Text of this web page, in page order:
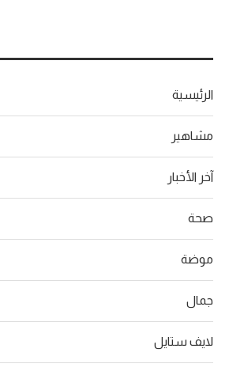
الرئيسية
مشاهير
آخر الأخبار
صحة
موضة
جمال
لايف ستايل